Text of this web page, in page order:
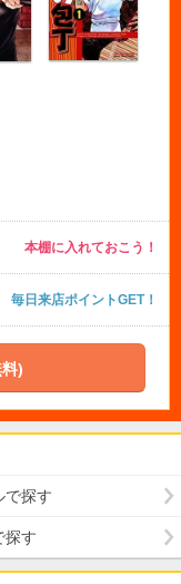
本棚に入れておこう！
毎日来店ポイントGET！
)
で探す
探す